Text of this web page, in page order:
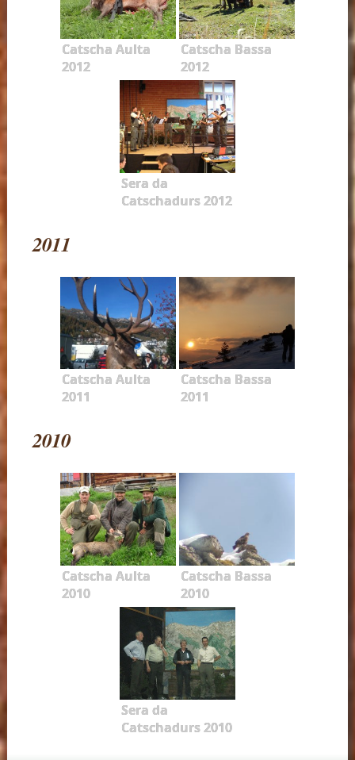
Catscha Aulta
2012
Catscha Bassa
2012
Sera da
Catschadurs 2012
2011
Catscha Aulta
2011
Catscha Bassa
2011
2010
Catscha Aulta
2010
Catscha Bassa
2010
Sera da
Catschadurs 2010